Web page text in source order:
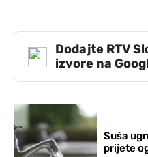
Dodajte RTV
izvore na
Suša
prijete